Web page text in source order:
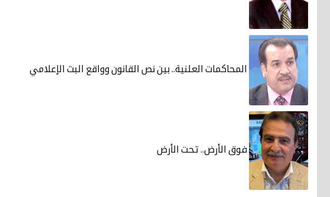
المحاكمات العلنية.. بين نص القانون وواقع البث الإعلامي
فوق الأرض.. تحت الأرض